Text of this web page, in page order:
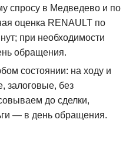
спросу в Медведево и по
оценка RENAULT по
при необходимости
обращения.
состоянии: на ходу и
залоговые, без
до сделки,
— в день обращения.